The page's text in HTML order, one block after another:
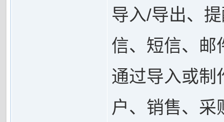
导入/导出、
信、短信、邮
通过导入或制
户、销售、采